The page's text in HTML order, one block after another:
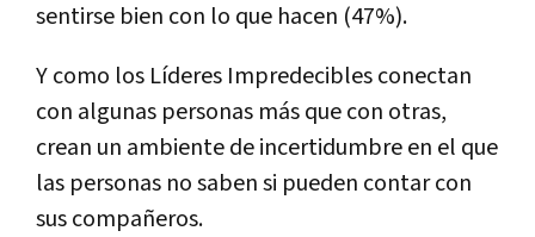
sentirse bien con lo que hacen (47%).
Y como los Líderes Impredecibles conectan
con algunas personas más que con otras,
crean un ambiente de incertidumbre en el que
las personas no saben si pueden contar con
sus compañeros.